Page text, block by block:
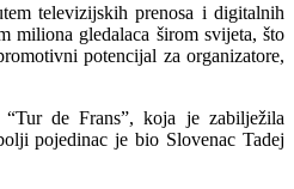
televizijskih prenosa i digitalnih
miliona gledalaca širom svijeta, što
potencijal za organizatore,
de Frans”, koja je zabilježila
pojedinac je bio Slovenac Tadej